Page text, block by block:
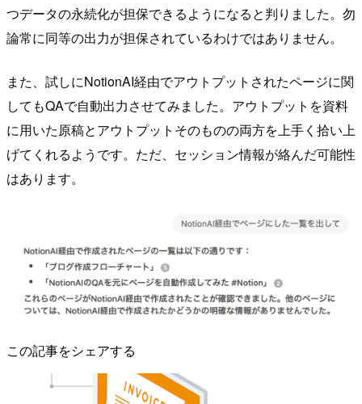
つデータの永続化が担保できるようになると判りました。勿
論常に同等の出力が担保されているわけではありません。
また、試しにNotionAI経由でアウトプットされたページに関
してもQAで自動出力させてみました。アウトプットを資料
に用いた原稿とアウトプットそのものの両方を上手く拾い上
げてくれるようです。ただ、セッション情報が絡んだ可能性
はあります。
この記事をシェアする